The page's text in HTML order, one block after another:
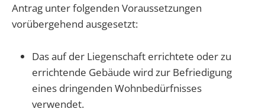
Antrag unter folgenden Voraussetzungen
vorübergehend ausgesetzt:
Das auf der Liegenschaft errichtete oder zu
errichtende Gebäude wird zur Befriedigung
eines dringenden Wohnbedürfnisses
verwendet.